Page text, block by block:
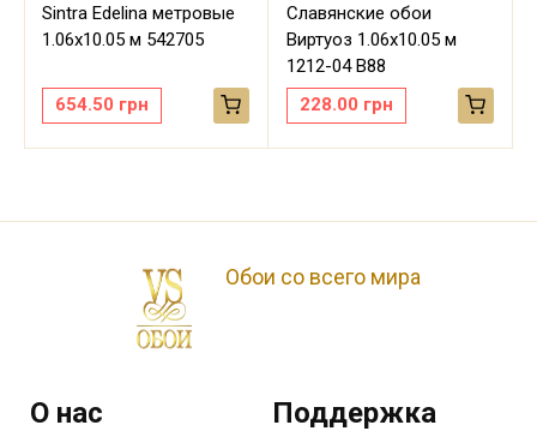
Sintra Edelina метровые
1.06х10.05 м 542705
654.50 грн
Славянские обои
Виртуоз 1.06х10.05 м
1212-04 В88
228.00 грн
Обои со всего мира
О нас Поддержка